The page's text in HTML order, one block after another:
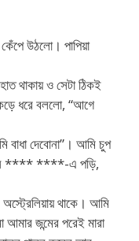
উঠলো। পাপিয়া
থাকায় ও সেটা ঠিকই
ধরে বললো, “আগে
বাধা দেবোনা”। আমি চুপ
**** ****-এ পড়ি,
অস্ট্রেলিয়ায় থাকে। আমি
জন্মের পরেই মারা